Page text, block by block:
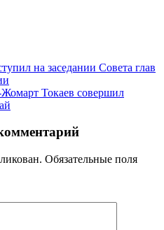
на заседании Совета глав
Токаев совершил
Обязательные поля